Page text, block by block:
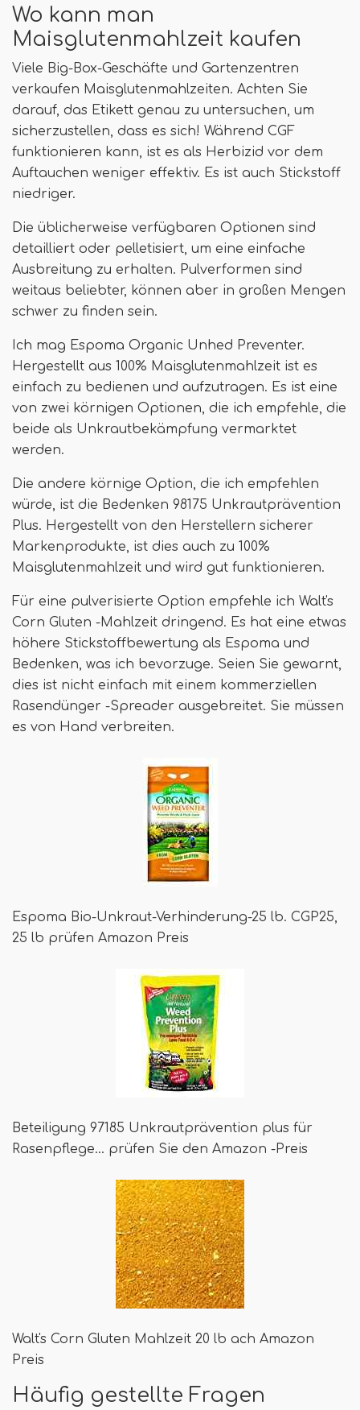
Wo kann man
Maisglutenmahlzeit kaufen
Viele Big-Box-Geschäfte und Gartenzentren
verkaufen Maisglutenmahlzeiten. Achten Sie
darauf, das Etikett genau zu untersuchen, um
sicherzustellen, dass es sich! Während CGF
funktionieren kann, ist es als Herbizid vor dem
Auftauchen weniger effektiv. Es ist auch Stickstoff
niedriger.
Die üblicherweise verfügbaren Optionen sind
detailliert oder pelletisiert, um eine einfache
Ausbreitung zu erhalten. Pulverformen sind
weitaus beliebter, können aber in großen Mengen
schwer zu finden sein.
Ich mag Espoma Organic Unhed Preventer.
Hergestellt aus 100% Maisglutenmahlzeit ist es
einfach zu bedienen und aufzutragen. Es ist eine
von zwei körnigen Optionen, die ich empfehle, die
beide als Unkrautbekämpfung vermarktet
werden.
Die andere körnige Option, die ich empfehlen
würde, ist die Bedenken 98175 Unkrautprävention
Plus. Hergestellt von den Herstellern sicherer
Markenprodukte, ist dies auch zu 100%
Maisglutenmahlzeit und wird gut funktionieren.
Für eine pulverisierte Option empfehle ich Walt's
Corn Gluten -Mahlzeit dringend. Es hat eine etwas
höhere Stickstoffbewertung als Espoma und
Bedenken, was ich bevorzuge. Seien Sie gewarnt,
dies ist nicht einfach mit einem kommerziellen
Rasendünger -Spreader ausgebreitet. Sie müssen
es von Hand verbreiten.
Espoma Bio-Unkraut-Verhinderung-25 lb. CGP25,
25 lb prüfen Amazon Preis
Beteiligung 97185 Unkrautprävention plus für
Rasenpflege… prüfen Sie den Amazon -Preis
Walt's Corn Gluten Mahlzeit 20 lb ach Amazon
Preis
Häufig gestellte Fragen